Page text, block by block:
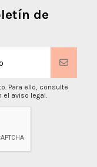
de
Para ello, consulte
aviso legal.